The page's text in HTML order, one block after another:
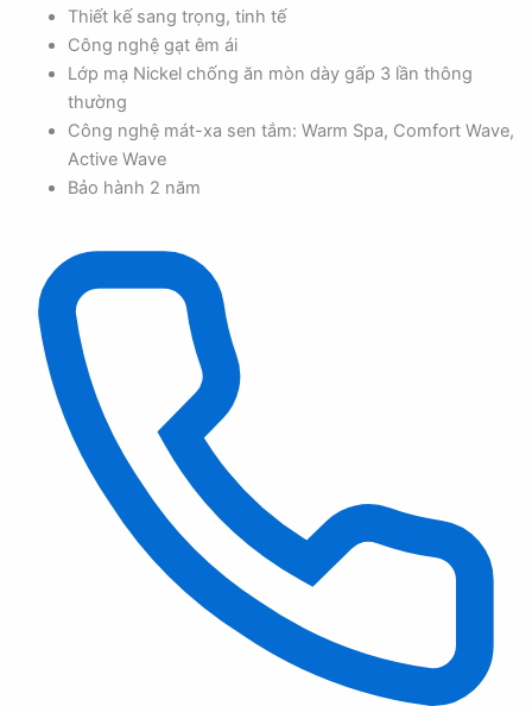
Thiết kế sang trọng, tinh tế
Công nghệ gạt êm ái
Lớp mạ Nickel chống ăn mòn dày gấp 3 lần thông
thường
Công nghệ mát-xa sen tắm: Warm Spa, Comfort Wave,
Active Wave
Bảo hành 2 năm